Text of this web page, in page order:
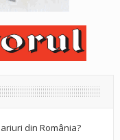
din România?